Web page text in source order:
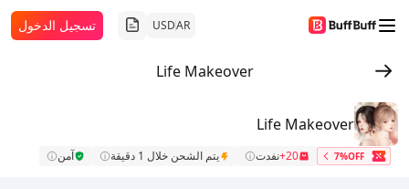
AR
USD تسجيل الدخول
Life Makeover
Life Makeover
7%OFF
20+ نفدت يتم الشحن خلال 1 دقيقة آمن